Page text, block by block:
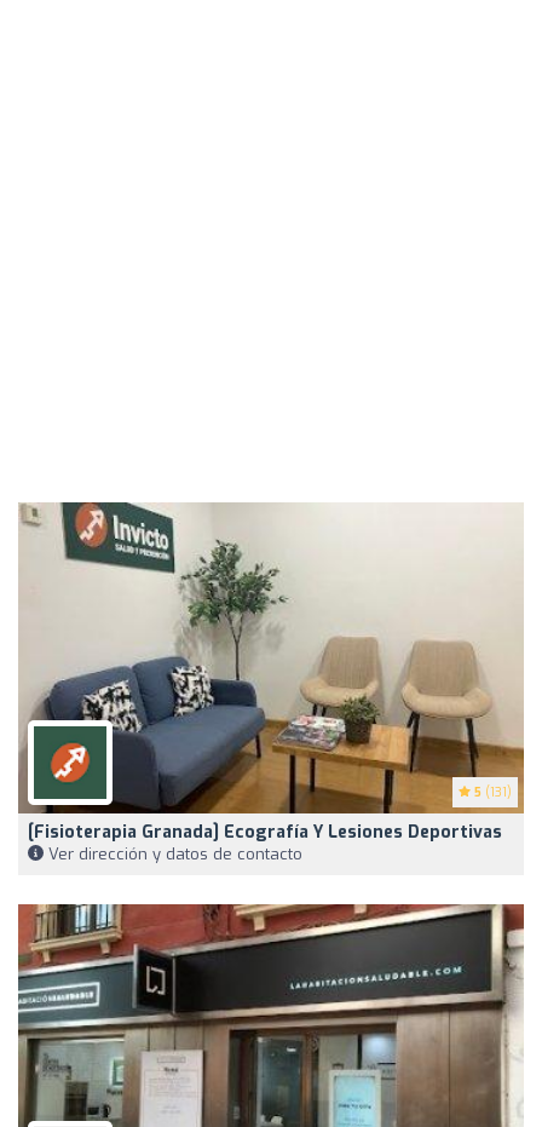
5 (131)
[Fisioterapia Granada] Ecografía Y Lesiones Deportivas
Ver dirección y datos de contacto